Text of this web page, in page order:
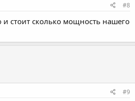
#8
и стоит сколько мощность нашего
#9